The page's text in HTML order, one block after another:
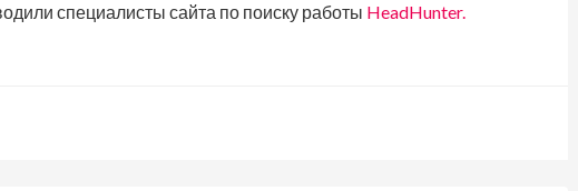
специалисты сайта по поиску работы HeadHunter.